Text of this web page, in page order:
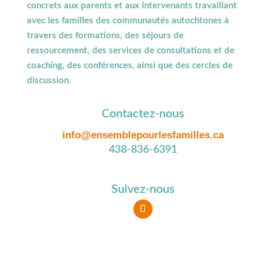
concrets aux parents et aux intervenants travaillant
avec les familles des communautés autochtones à
travers des formations, des séjours de
ressourcement, des services de consultations et de
coaching, des conférences, ainsi que des cercles de
discussion.
Contactez-nous
info@ensemblepourlesfamilles.ca
438-836-6391
Suivez-nous